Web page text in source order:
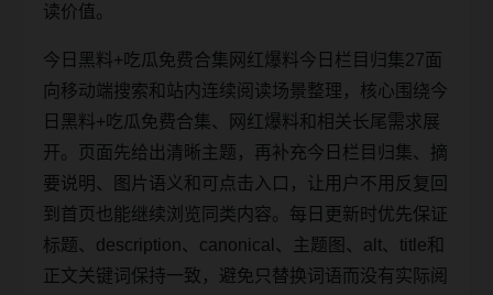
读价值。
今日黑料+吃瓜免费合集网红爆料今日栏目归集27面
向移动端搜索和站内连续阅读场景整理，核心围绕今
日黑料+吃瓜免费合集、网红爆料和相关长尾需求展
开。页面先给出清晰主题，再补充今日栏目归集、摘
要说明、图片语义和可点击入口，让用户不用反复回
到首页也能继续浏览同类内容。每日更新时优先保证
标题、description、canonical、主题图、alt、title和
正文关键词保持一致，避免只替换词语而没有实际阅